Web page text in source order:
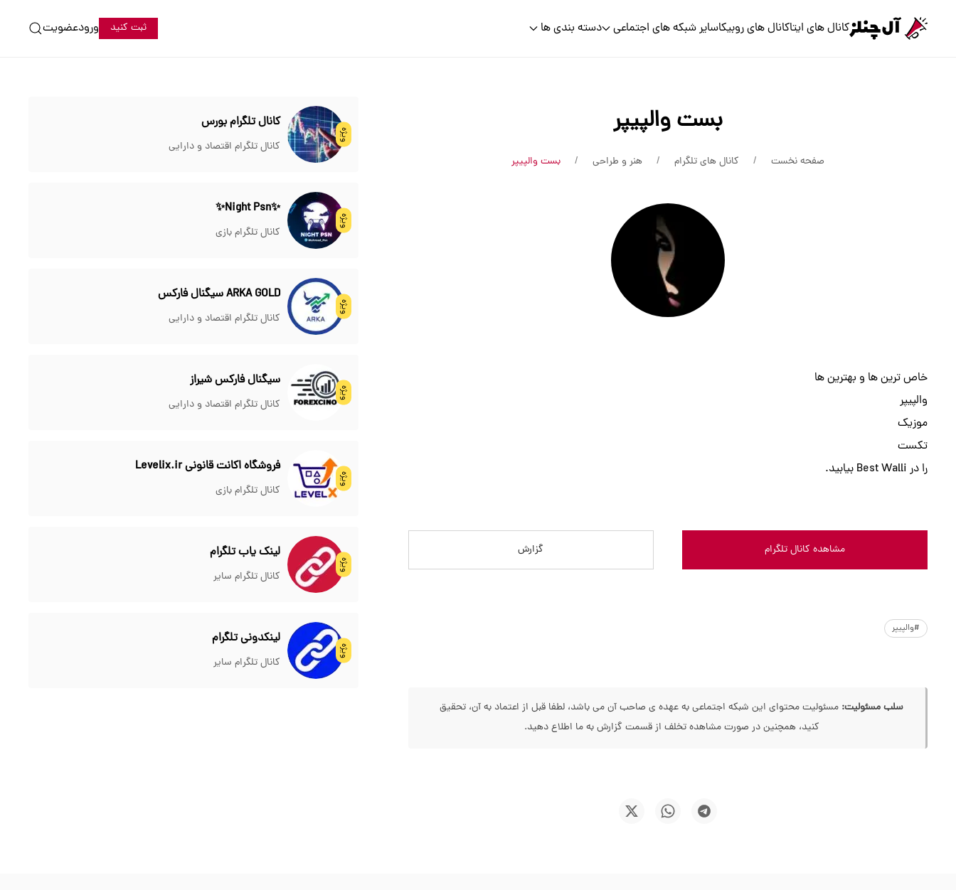
کانال های ایتاکانال های روبیکاسایر شبکه های اجتماعی دسته بندی ها ثبت کنید ورودعضویت
بست والپیپر
صفحه نخست کانال های تلگرام هنر و طراحی بست والپیپر
خاص ترین ها و بهترین ها
والپیپر
موزیک
تکست
را در Best Walli بیابید.
مشاهده کانال تلگرام گزارش
#والپیپر
سلب مسئولیت: مسئولیت محتوای این شبکه اجتماعی به عهده ی صاحب آن می باشد، لطفا قبل از اعتماد به آن، تحقیق
کنید، همچنین در صورت مشاهده تخلف از قسمت گزارش به ما اطلاع دهید.
ویژه
کانال تلگرام بورس
کانال تلگرام اقتصاد و دارایی
ویژه
✨Night Psn✨
کانال تلگرام بازی
ویژه
ARKA GOLD سیگنال فارکس
کانال تلگرام اقتصاد و دارایی
ویژه
سیگنال فارکس شیراز
کانال تلگرام اقتصاد و دارایی
ویژه
فروشگاه اکانت قانونی Levelix.ir
کانال تلگرام بازی
ویژه
لینک یاب تلگرام
کانال تلگرام سایر
ویژه
لینکدونی تلگرام
کانال تلگرام سایر